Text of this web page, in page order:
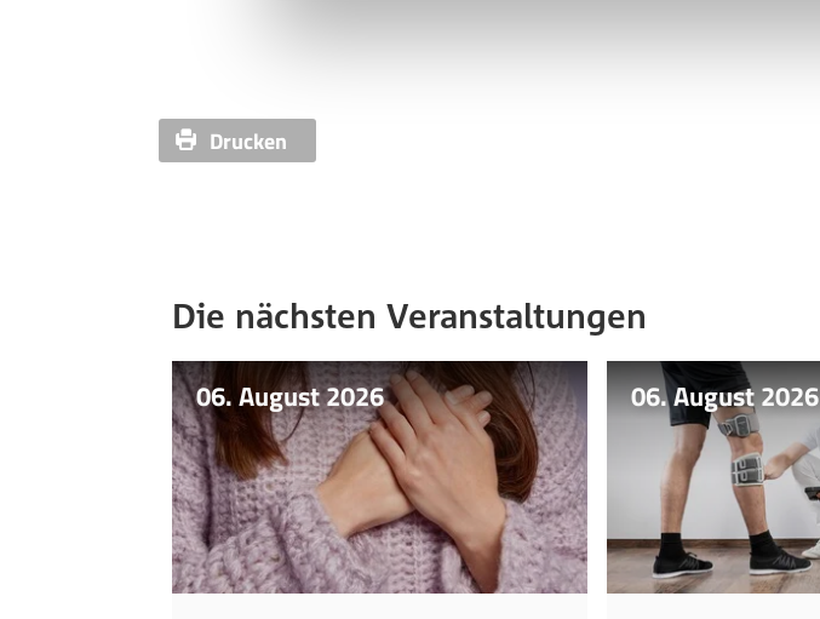
Drucken
Die nächsten Veranstaltungen
06. August 2026 06. August 2026